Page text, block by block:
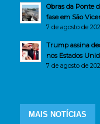
Obras da Ponte
fase em São
7 de agosto de
Trump assina
nos Estados
7 de agosto de
MAIS NOTÍCIAS